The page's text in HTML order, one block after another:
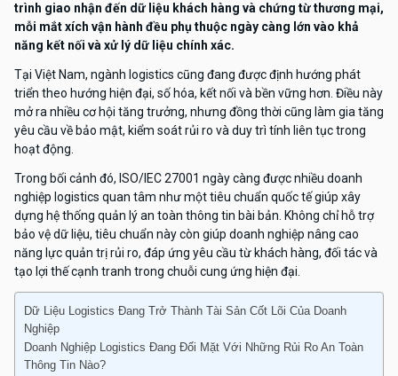
trình giao nhận đến dữ liệu khách hàng và chứng từ thương mại,
mỗi mắt xích vận hành đều phụ thuộc ngày càng lớn vào khả
năng kết nối và xử lý dữ liệu chính xác.
Tại Việt Nam, ngành logistics cũng đang được định hướng phát
triển theo hướng hiện đại, số hóa, kết nối và bền vững hơn. Điều này
mở ra nhiều cơ hội tăng trưởng, nhưng đồng thời cũng làm gia tăng
yêu cầu về bảo mật, kiểm soát rủi ro và duy trì tính liên tục trong
hoạt động.
Trong bối cảnh đó, ISO/IEC 27001 ngày càng được nhiều doanh
nghiệp logistics quan tâm như một tiêu chuẩn quốc tế giúp xây
dựng hệ thống quản lý an toàn thông tin bài bản. Không chỉ hỗ trợ
bảo vệ dữ liệu, tiêu chuẩn này còn giúp doanh nghiệp nâng cao
năng lực quản trị rủi ro, đáp ứng yêu cầu từ khách hàng, đối tác và
tạo lợi thế cạnh tranh trong chuỗi cung ứng hiện đại.
Dữ Liệu Logistics Đang Trở Thành Tài Sản Cốt Lõi Của Doanh
Nghiệp
Doanh Nghiệp Logistics Đang Đối Mặt Với Những Rủi Ro An Toàn
Thông Tin Nào?